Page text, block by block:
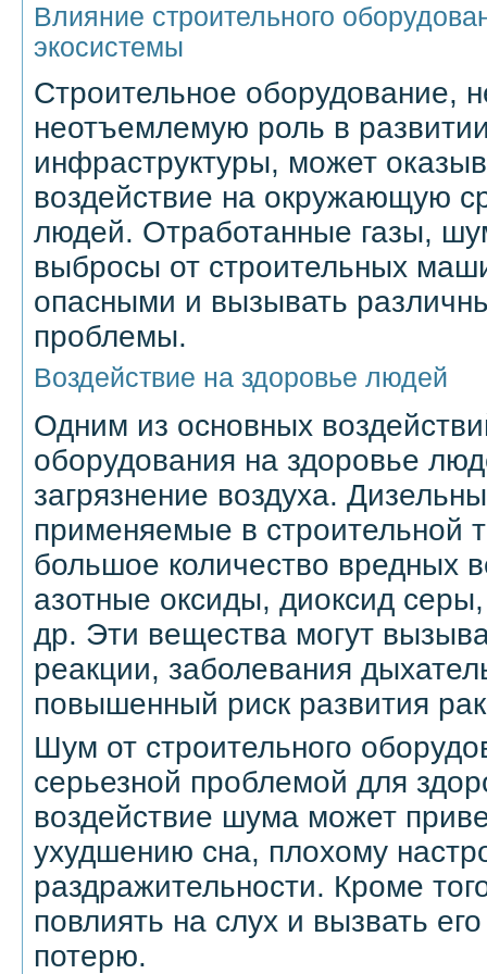
Влияние строительного
экосистемы
Строительное оборудование,
неотъемлемую роль в
инфраструктуры, может
воздействие на окружающую
людей. Отработанные газы,
выбросы от строительных
опасными и вызывать
проблемы.
Воздействие на здоровье людей
Одним из основных
оборудования на здоровье
загрязнение воздуха.
применяемые в строительной
большое количество вредных
азотные оксиды, диоксид
др. Эти вещества могут
реакции, заболевания
повышенный риск развития
Шум от строительного
серьезной проблемой для
воздействие шума может
ухудшению сна, плохому
раздражительности. Кроме
повлиять на слух и вызвать
потерю.